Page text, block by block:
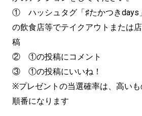
① ハッシュタグ「♯たかつきdays
の飲食店等でテイクアウトまたは
稿
② ①の投稿にコメント
③ ①の投稿にいいね！
※プレゼントの当選確率は、高い
順番になります